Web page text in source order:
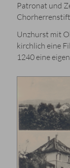
Patronat und
Chorherrenstift
Unzhurst mit
kirchlich eine
1240 eine